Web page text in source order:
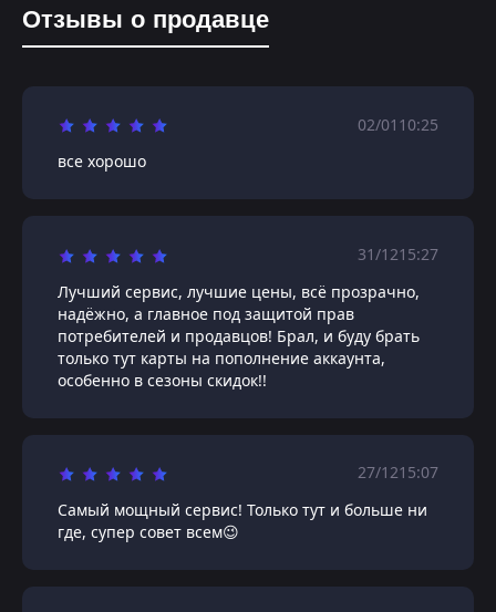
Отзывы о продавце
02/01 10:25
все хорошо
31/1215:27
Лучший сервис, лучшие цены, всё прозрачно,
надёжно, а главное под защитой прав
потребителей и продавцов! Брал, и буду брать
только тут карты на пополнение аккаунта,
особенно в сезоны скидок!!
27/1215:07
Самый мощный сервис! Только тут и больше ни
где, супер совет всем😉